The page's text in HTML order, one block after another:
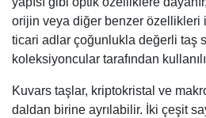
orijin veya diğer benzer özellikleri
ticari adlar çoğunlukla değerli taş
koleksiyoncular tarafından
Kuvars taşlar, kriptokristal ve
daldan birine ayrılabilir. İki çeşit